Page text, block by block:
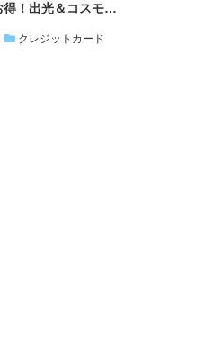
得！出光＆コスモ…
クレジットカード